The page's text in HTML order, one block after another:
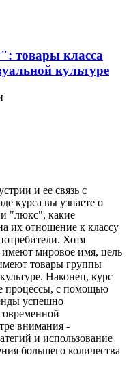
товары класса
культуре
и ее связь с
курса вы узнаете о
"люкс", какие
их отношение к классу
Хотя
мировое имя, цель
товары группы
Наконец, курс
процессы, с помощью
успешно
внимания -
и использование
большего количества